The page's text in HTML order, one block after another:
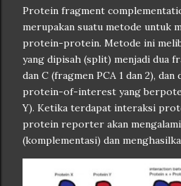
Protein fragment
merupakan suatu metode untuk
protein-protein. Metode ini
yang dipisah (split) menjadi dua
dan C (fragmen PCA 1 dan 2), dan
protein-of-interest yang
Y). Ketika terdapat interaksi
protein reporter akan
(komplementasi) dan